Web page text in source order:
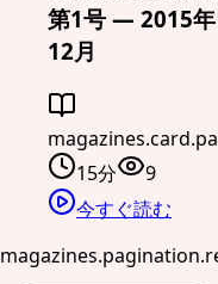
第1号 — 2015年
12月
15分
9
今すぐ読む